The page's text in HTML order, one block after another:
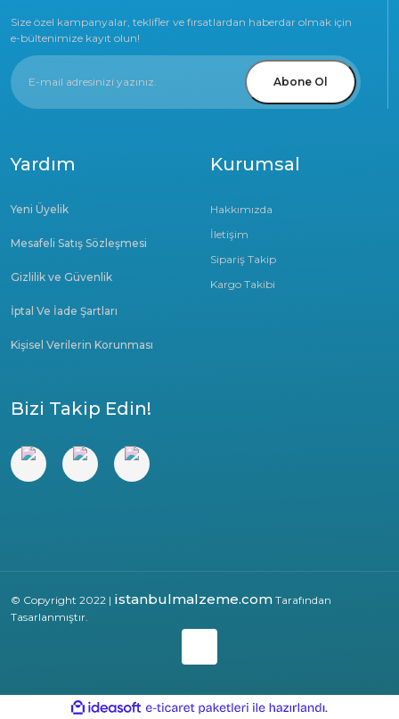
Size özel kampanyalar, teklifler ve fırsatlardan haberdar olmak için
e-bültenimize kayıt olun!
Abone Ol
Kurumsal
Hakkımızda
İletişim
Sipariş Takip
Kargo Takibi
Yardım
Yeni Üyelik
Mesafeli Satış Sözleşmesi
Gizlilik ve Güvenlik
İptal Ve İade Şartları
Kişisel Verilerin Korunması
Bizi Takip Edin!
© Copyright 2022 | istanbulmalzeme.com Tarafından
Tasarlanmıştır.
ideasoft
e-